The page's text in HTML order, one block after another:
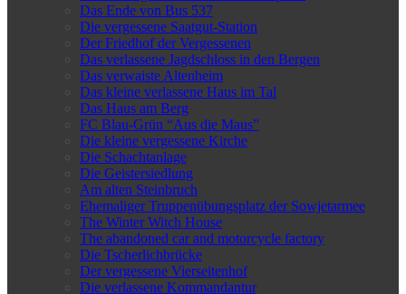
Das Ende von Bus 537
Die vergessene Saatgut-Station
Der Friedhof der Vergessenen
Das verlassene Jagdschloss in den Bergen
Das verwaiste Altenheim
Das kleine verlassene Haus im Tal
Das Haus am Berg
FC Blau-Grün “Aus die Maus”
Die kleine vergessene Kirche
Die Schachtanlage
Die Geistersiedlung
Am alten Steinbruch
Ehemaliger Truppenübungsplatz der Sowjetarmee
The Winter Witch House
The abandoned car and motorcycle factory
Die Tscherlichbrücke
Der vergessene Vierseitenhof
Die verlassene Kommandantur